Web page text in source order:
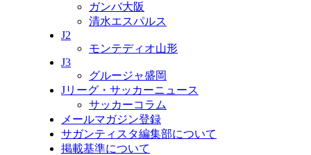
ガンバ大阪
清水エスパルス
J2
モンテディオ山形
J3
グルージャ盛岡
Jリーグ・サッカーニュース
サッカーコラム
メールマガジン登録
サガンティスタ編集部について
掲載基準について